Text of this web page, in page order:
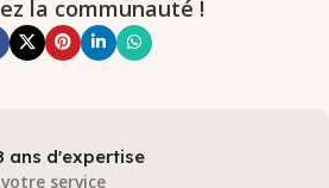
la communauté !
ans d'expertise
service